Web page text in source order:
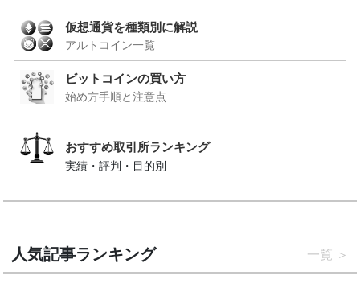
仮想通貨を種類別に解説
アルトコイン一覧
ビットコインの買い方
始め方手順と注意点
おすすめ取引所ランキング
実績・評判・目的別
人気記事ランキング 一覧